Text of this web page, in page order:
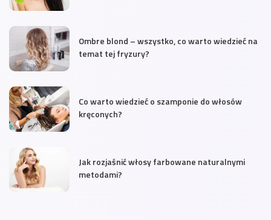
Ombre blond – wszystko, co warto wiedzieć na
temat tej fryzury?
Co warto wiedzieć o szamponie do włosów
kręconych?
Jak rozjaśnić włosy farbowane naturalnymi
metodami?